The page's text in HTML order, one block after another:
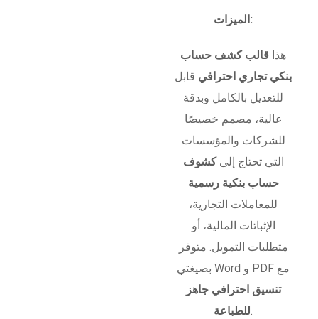
الميزات:
هذا قالب كشف حساب
بنكي تجاري احترافي قابل
للتعديل بالكامل وبدقة
عالية، مصمم خصيصًا
للشركات والمؤسسات
التي تحتاج إلىكشوف
حساب بنكية رسمية
للمعاملات التجارية،
الإثباتات المالية، أو
متطلبات التمويل. متوفر
بصيغتي Word و PDF مع
تنسيق احترافي جاهز
للطباعة.